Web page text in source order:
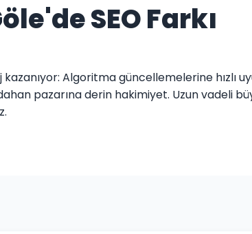
SEO Farkı
Algoritma güncellemelerine hızlı
pazarına derin hakimiyet. Uzun vadeli